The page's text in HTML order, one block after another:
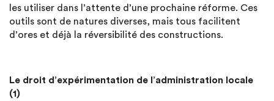
les utiliser dans l’attente d’une prochaine réforme. Ces
outils sont de natures diverses, mais tous facilitent
d’ores et déjà la réversibilité des constructions.
Le droit d’expérimentation de l’administration locale
(1)